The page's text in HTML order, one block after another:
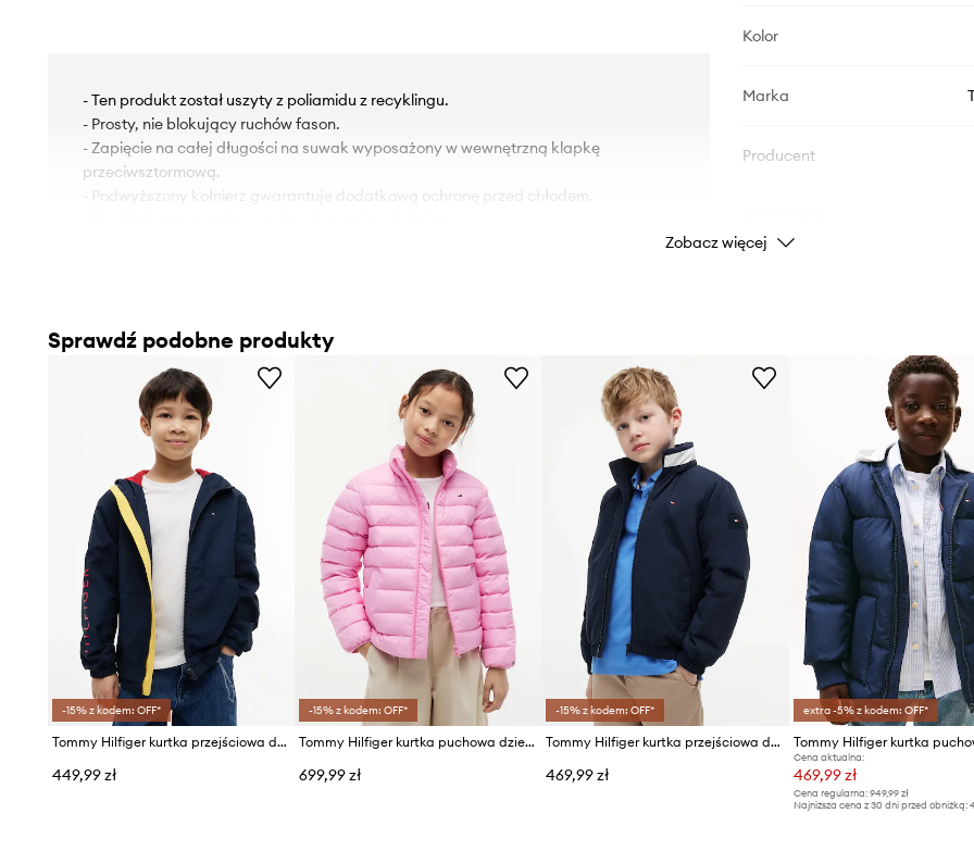
- Ten produkt został uszyty z poliamidu z recyklingu.
- Prosty, nie blokujący ruchów fason.
- Zapięcie na całej długości na suwak wyposażony w wewnętrzną klapkę
przeciwsztormową.
- Podwyższony kołnierz gwarantuje dodatkową ochronę przed chłodem.
Kolor
Marka
Producent
Zobacz więcej
Sprawdź podobne produkty
-15% z kodem: OFF*
Tommy Hilfiger kurtka przejściowa dziecięca
449,99 zł
-15% z kodem: OFF*
Tommy Hilfiger kurtka puchowa dziecięca
699,99 zł
-15% z kodem: OFF*
Tommy Hilfiger kurtka przejściowa dziecięca
469,99 zł
extra -5% z kodem: OFF*
Cena aktualna:
469,99 zł
Cena regularna: 949,99 zł
Najniższa cena z 30 dni przed obniżką: